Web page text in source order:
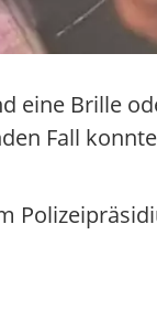
eine Brille
Fall